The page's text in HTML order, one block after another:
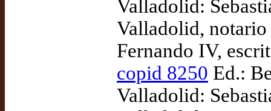
Valladolid:
Valladolid,
Fernando IV,
copid 8250 Ed.:
Valladolid: